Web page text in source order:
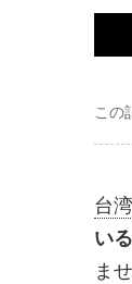
この
台湾
いる
ま